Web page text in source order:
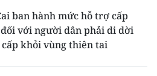
ban hành mức hỗ trợ cấp
với người dân phải di dời
khỏi vùng thiên tai